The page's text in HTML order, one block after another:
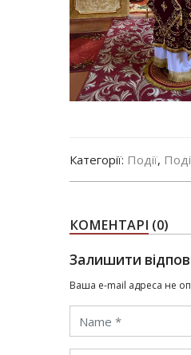
Категорії: Події,
КОМЕНТАРІ (0)
Залишити
Ваша e-mail адреса не